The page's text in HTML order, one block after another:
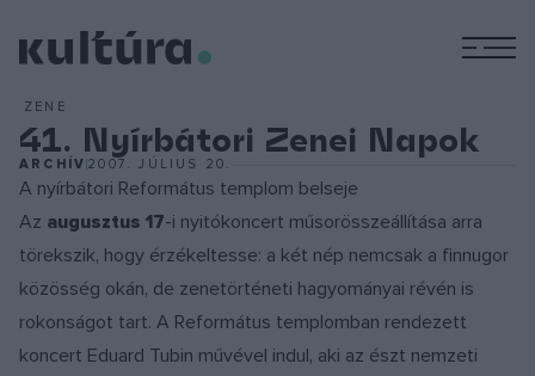
ZENE
41. Nyírbátori Zenei Napok
ARCHÍV2007. JÚLIUS 20.
A nyírbátori Református templom belseje
Az augusztus 17-i nyitókoncert műsorösszeállítása arra
törekszik, hogy érzékeltesse: a két nép nemcsak a finnugor
közösség okán, de zenetörténeti hagyományai révén is
rokonságot tart. A Református templomban rendezett
koncert Eduard Tubin művével indul, aki az észt nemzeti